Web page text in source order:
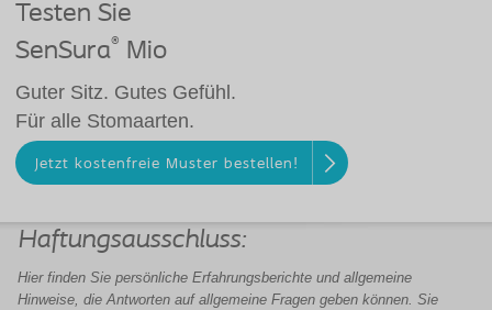
Testen Sie
SenSura® Mio
Guter Sitz. Gutes Gefühl.
Für alle Stomaarten.
Jetzt kostenfreie Muster bestellen!
Haftungsausschluss:
Hier finden Sie persönliche Erfahrungsberichte und allgemeine
Hinweise, die Antworten auf allgemeine Fragen geben können. Sie